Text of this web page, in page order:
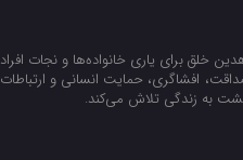
خلق برای یاری خانواده‌ها و نجات افراد
افشاگری، حمایت انسانی و ارتباطات
به زندگی تلاش می‌کند.